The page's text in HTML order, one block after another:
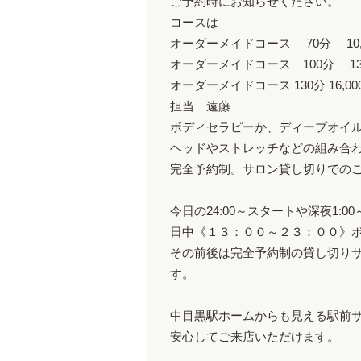
コースは
オーダーメイドコース 70分
オーダーメイドコース 100分
オーダーメイドコース 130分
担当 遠藤
ボディセラピーか、ディープオイ
ヘッドやストレッチなどの組み合
完全予約制。サロン貸し切りでの
今日の24:00～スタートや深夜
日中《１３：００～２３：００》
その前後は完全予約制の貸し切
す。
中目黒駅ホームからも見える駅前
安心してご来店いただけます。